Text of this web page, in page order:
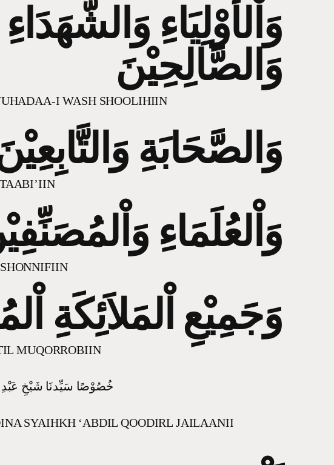
وَاْلأَوْلِيَاءِ وَالشُّهَدَاءِ
وَالصَّالِحِيْنَ
I WASH SHOOLIHIIN
وَالصَّحَابَةِ
وَاْلعُلَمَاءِ
وَجَمِيْعِ اْلمَلاَئِكَةِ
MUQORROBIIN
خُصُوْصًا سَيِّدنَا شَيْخِ عَبْدِ
SYAIHKH ‘ABDIL QOODIRL JAILAANII